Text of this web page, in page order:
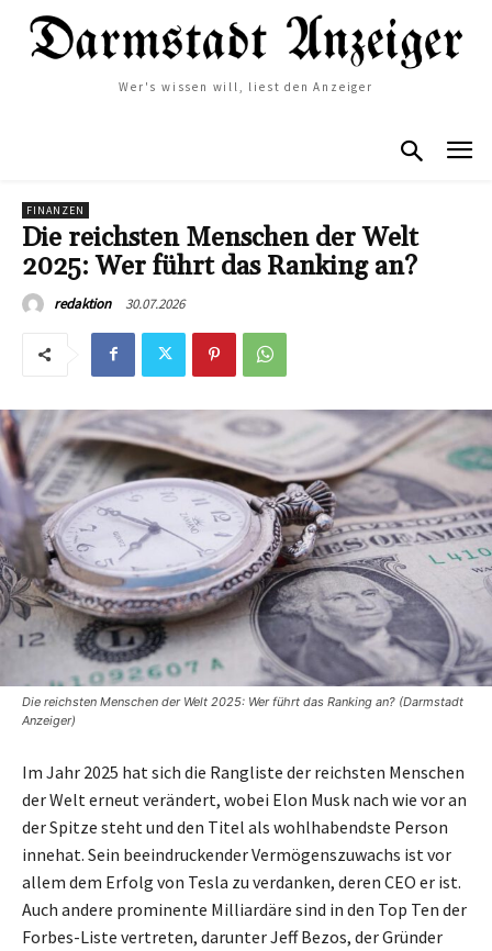
Wer's wissen will, liest den Anzeiger
FINANZEN
Die reichsten Menschen der Welt
2025: Wer führt das Ranking an?
redaktion 30.07.2026
Die reichsten Menschen der Welt 2025: Wer führt das Ranking an? (Darmstadt
Anzeiger)
Im Jahr 2025 hat sich die Rangliste der reichsten Menschen
der Welt erneut verändert, wobei Elon Musk nach wie vor an
der Spitze steht und den Titel als wohlhabendste Person
innehat. Sein beeindruckender Vermögenszuwachs ist vor
allem dem Erfolg von Tesla zu verdanken, deren CEO er ist.
Auch andere prominente Milliardäre sind in den Top Ten der
Forbes-Liste vertreten, darunter Jeff Bezos, der Gründer